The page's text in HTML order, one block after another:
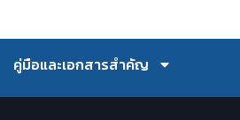
คู่มือและเอกสารสำคัญ